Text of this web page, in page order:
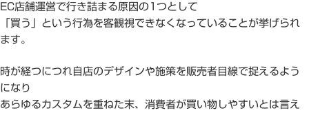
EC店舗運営で行き詰まる原因の1つとして
「買う」という行為を客観視できなくなっていることが挙げられ
ます。
時が経つにつれ自店のデザインや施策を販売者目線で捉えるよう
になり
あらゆるカスタムを重ねた末、消費者が買い物しやすいとは言え